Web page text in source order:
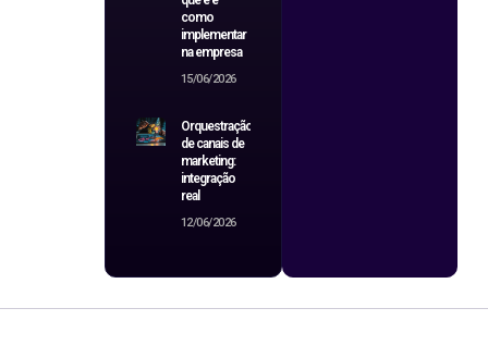
como
implementar
na empresa
15/06/2026
Orquestração
de canais de
marketing:
integração
real
12/06/2026